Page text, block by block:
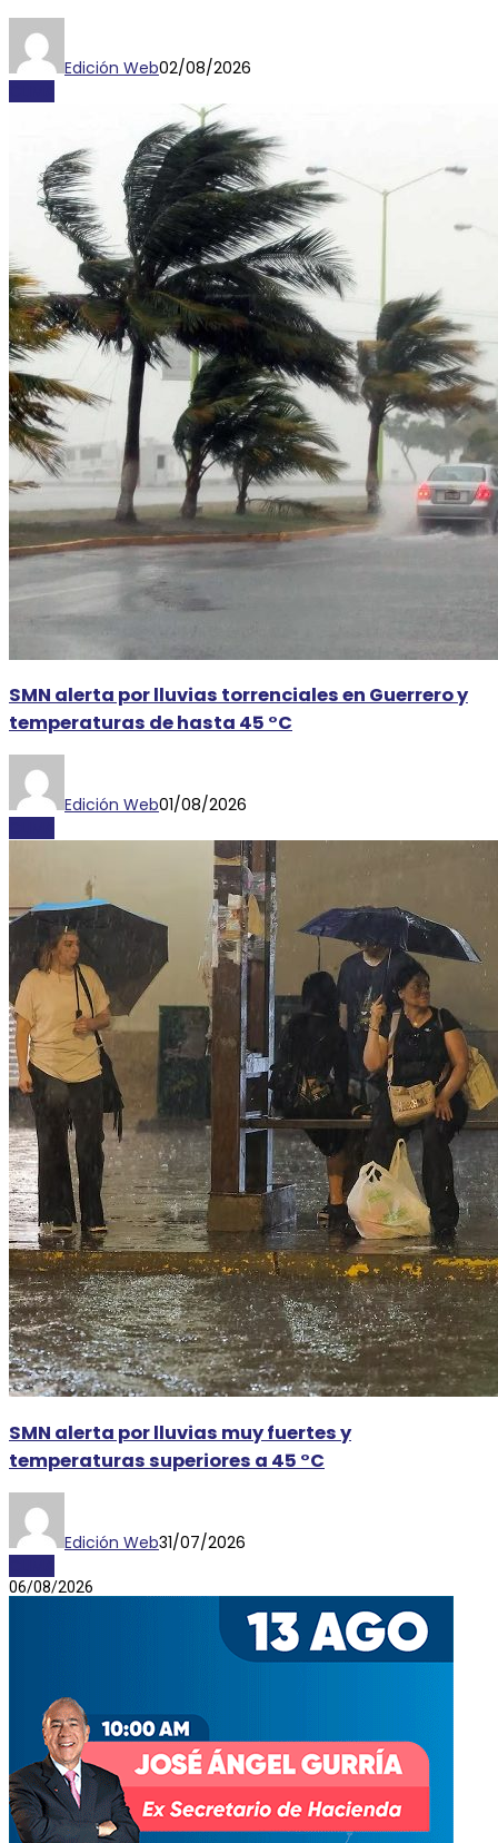
Edición Web02/08/2026
SMN alerta por lluvias torrenciales en Guerrero y
temperaturas de hasta 45 °C
Edición Web01/08/2026
SMN alerta por lluvias muy fuertes y
temperaturas superiores a 45 °C
Edición Web31/07/2026
06/08/2026